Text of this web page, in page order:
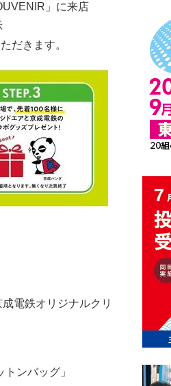
」に来店
だきます。
電鉄オリジナルクリ
ンバッグ」